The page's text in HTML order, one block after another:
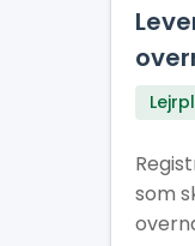
giver
flere
som